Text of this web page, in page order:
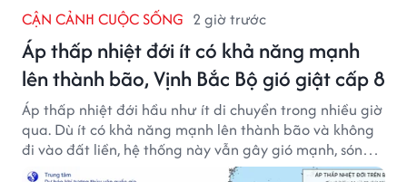
CẬN CẢNH CUỘC SỐNG 2 giờ trước
Áp thấp nhiệt đới ít có khả năng mạnh
lên thành bão, Vịnh Bắc Bộ gió giật cấp 8
Áp thấp nhiệt đới hầu như ít di chuyển trong nhiều giờ
qua. Dù ít có khả năng mạnh lên thành bão và không
đi vào đất liền, hệ thống này vẫn gây gió mạnh, sóng
lớn trên nhiều vùng biển.